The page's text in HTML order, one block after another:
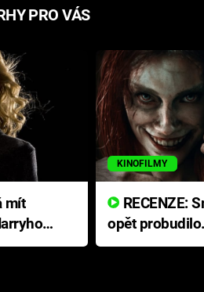
PRO VÁS
mít
KINOFILMY
opět
přichází s